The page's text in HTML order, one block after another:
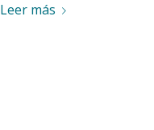
Leer más